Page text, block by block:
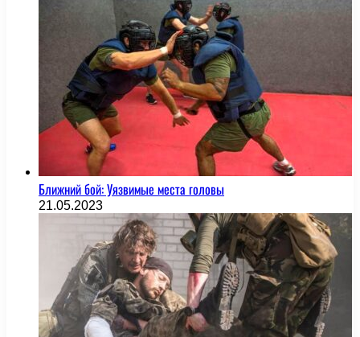
Ближний бой: Уязвимые места головы
21.05.2023